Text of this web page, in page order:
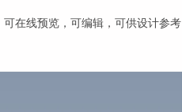
在线预览，可编辑，可供设计参考